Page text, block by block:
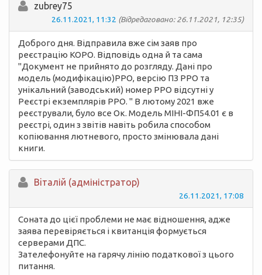
zubrey75
26.11.2021, 11:32 (Відредаговано: 26.11.2021, 12:35)
Доброго дня. Відправила вже сім заяв про
реєстрацію КОРО. Відповідь одна й та сама
"Документ не прийнято до розгляду. Данi про
модель (модифiкацiю)РРО, версiю ПЗ РРО та
унiкальний (заводський) номер РРО вiдсутнi у
Реєстрi екземплярiв РРО. " В лютому 2021 вже
реєстрували, було все Ок. Модель МІНІ-ФП54.01 є в
реєстрі, один з звітів навіть робила способом
копіювання лютневого, просто змінювала дані
книги.
Вiталій (адміністратор)
26.11.2021, 17:08
Соната до цієї проблеми не має відношення, адже
заява перевіряється і квитанція формується
серверами ДПС.
Зателефонуйте на гарячу лінію податкової з цього
питання.